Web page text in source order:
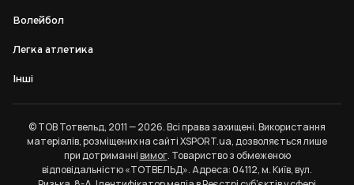
Волейбол
Легка атлетика
Інші
© ТОВ Тотвельд, 2011 — 2026. Всі права захищені. Використання
матеріалів, розміщених на сайті XSPORT.ua, дозволяється лише
при дотриманнівимог. Товариство з обмеженою
відповідальністю «ТОТВЕЛЬД». Адреса: 04112, м. Київ, вул.